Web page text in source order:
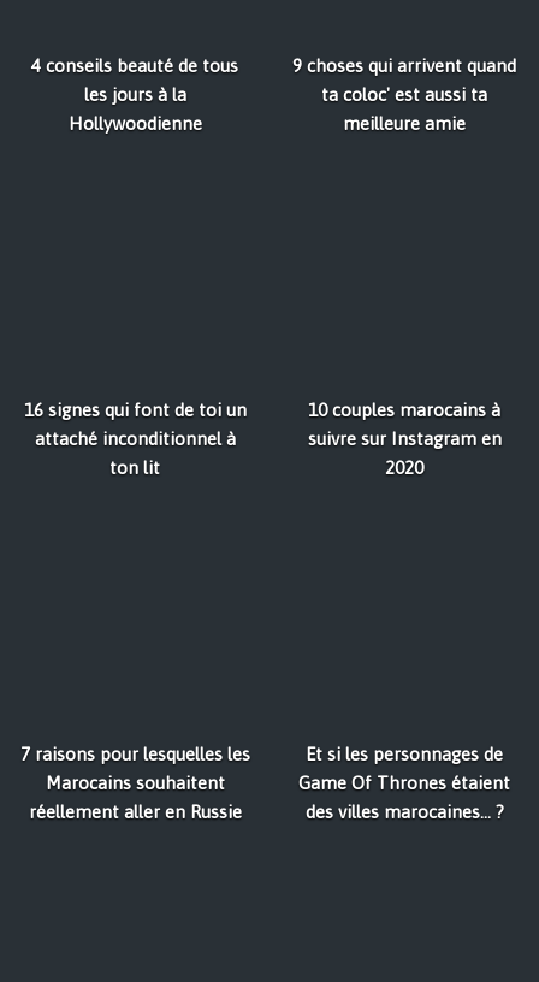
4 conseils beauté de tous
les jours à la
Hollywoodienne
9 choses qui arrivent quand
ta coloc' est aussi ta
meilleure amie
16 signes qui font de toi un
attaché inconditionnel à
ton lit
10 couples marocains à
suivre sur Instagram en
2020
7 raisons pour lesquelles les
Marocains souhaitent
réellement aller en Russie
Et si les personnages de
Game Of Thrones étaient
des villes marocaines... ?